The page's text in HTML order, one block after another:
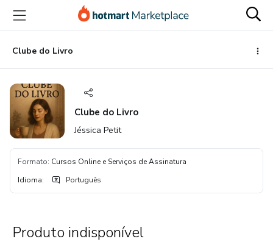
para
conteúdo
principal
para
pagamento
para
rodapé
Clube do Livro
Clube do Livro
Jéssica Petit
Formato: Cursos Online e Serviços de Assinatura
Idioma: Português
Produto indisponível